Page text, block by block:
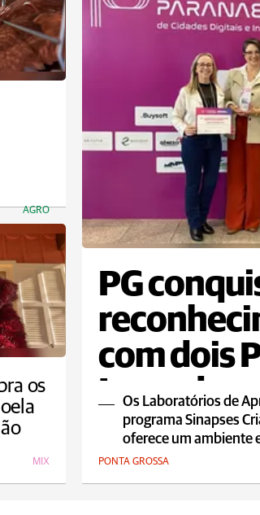
AGRO
PG
com dois
Os Laboratórios de
programa Sinapses
oferece um ambiente
PONTA GROSSA
os
MIX